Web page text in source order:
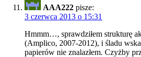
AAA222 pisze:
3 czerwca 2013 o 15:31
Hmmm…, sprawdziłem strukturę
(Amplico, 2007-2012), i śladu
papierów nie znalazłem. Czyżby